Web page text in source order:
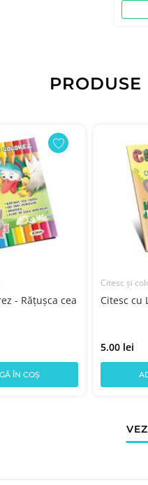
- Rățușca cea
ÎN COȘ
Citesc și
Citesc cu
5.00 lei